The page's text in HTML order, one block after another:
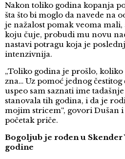
Nakon toliko godina kopanja
šta što bi moglo da navede na
je nažalost pomak veoma
koju čuje, probudi mu novu
nastavi potragu koja je
intenzivnija.
„Toliko godina je prošlo, koliko
zna… Uz pomoć jednog čestitog
uspeo sam saznati ime
stanovala tih godina, i da je
mojim stricem“, govori Dušan i
početak priče.
Bogoljub je rođen u Skender
godine